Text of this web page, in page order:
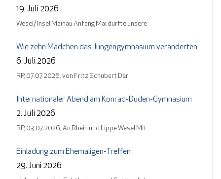
19. Juli 2026
Wesel/ Insel Mainau Anfang Mai durfte unsere
Wie zehn Mädchen das Jungengymnasium veränderten
6. Juli 2026
RP, 07.07.2026, von Fritz Schubert Der
Internationaler Abend am Konrad-Duden-Gymnasium
2. Juli 2026
RP, 03.07.2026, An Rhein und Lippe Wesel Mit
Einladung zum Ehemaligen-Treffen
29. Juni 2026